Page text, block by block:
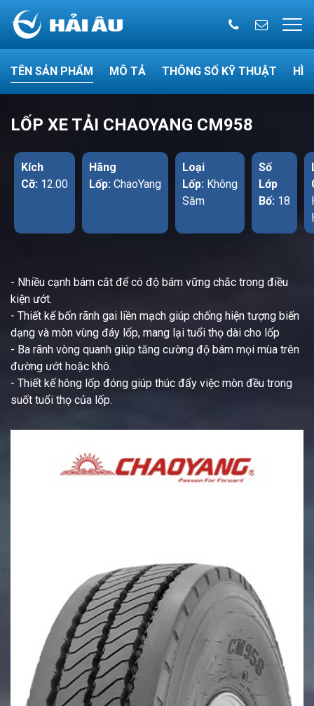
TÊN SẢN PHẨM MÔ TẢ THÔNG SỐ KỸ THUẬT
LỐP XE TẢI CHAOYANG CM958
Kích
Cỡ: 12.00
Hãng
Lốp: ChaoYang
Loại
Lốp: Không
Săm
Số
Lớp
Bố: 18
- Nhiều cạnh bám cắt để có độ bám vững chắc trong điều
kiện ướt.
- Thiết kế bốn rãnh gai liền mạch giúp chống hiện tượng biến
dạng và mòn vùng đáy lốp, mang lại tuổi thọ dài cho lốp
- Ba rãnh vòng quanh giúp tăng cường độ bám mọi mùa trên
đường ướt hoặc khô.
- Thiết kế hông lốp đóng giúp thúc đẩy việc mòn đều trong
suốt tuổi thọ của lốp.